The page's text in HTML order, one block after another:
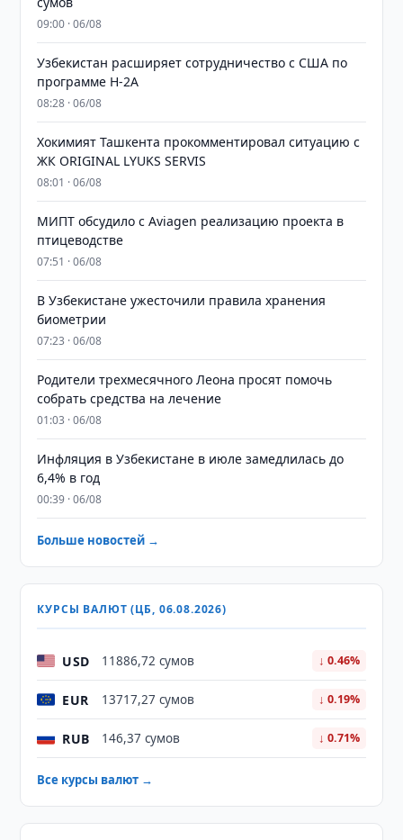
09:00 · 06/08
Узбекистан расширяет сотрудничество с США по
программе H-2A
08:28 · 06/08
Хокимият Ташкента прокомментировал ситуацию с
ЖК ORIGINAL LYUKS SERVIS
08:01 · 06/08
МИПТ обсудило с Aviagen реализацию проекта в
птицеводстве
07:51 · 06/08
В Узбекистане ужесточили правила хранения
биометрии
07:23 · 06/08
Родители трехмесячного Леона просят помочь
собрать средства на лечение
01:03 · 06/08
Инфляция в Узбекистане в июле замедлилась до
6,4% в год
00:39 · 06/08
Больше новостей →
КУРСЫ ВАЛЮТ (ЦБ, 06.08.2026)
USD 11886,72 сумов ↓ 0.46%
EUR 13717,27 сумов ↓ 0.19%
RUB 146,37 сумов ↓ 0.71%
Все курсы валют →